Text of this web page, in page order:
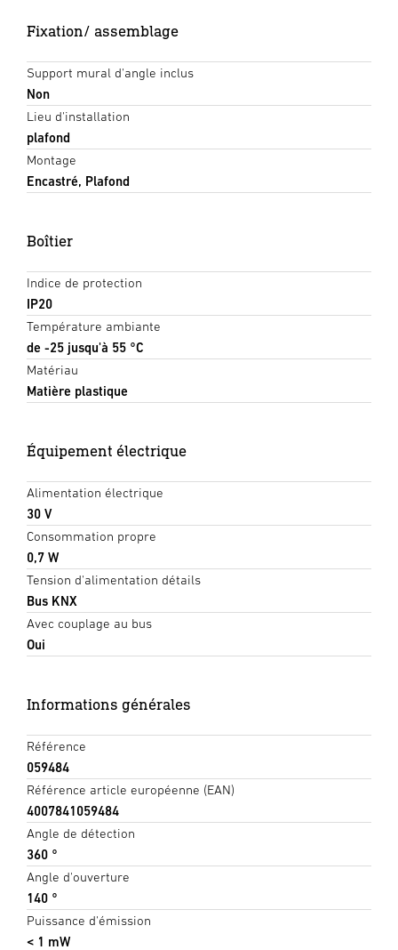
Fixation/ assemblage
Support mural d'angle inclus
Non
Lieu d'installation
plafond
Montage
Encastré, Plafond
Boîtier
Indice de protection
IP20
Température ambiante
de -25 jusqu'à 55 °C
Matériau
Matière plastique
Équipement électrique
Alimentation électrique
30 V
Consommation propre
0,7 W
Tension d'alimentation détails
Bus KNX
Avec couplage au bus
Oui
Informations générales
Référence
059484
Référence article européenne (EAN)
4007841059484
Angle de détection
360 °
Angle d'ouverture
140 °
Puissance d'émission
< 1 mW